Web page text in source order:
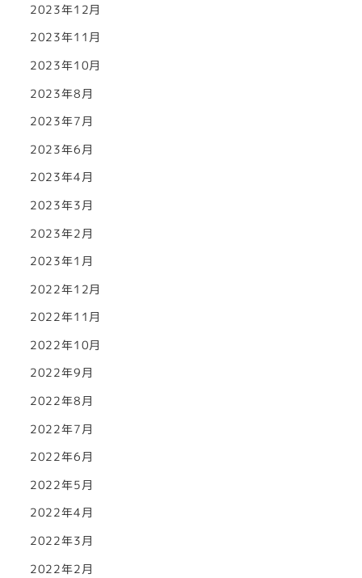
2023年12月
2023年11月
2023年10月
2023年8月
2023年7月
2023年6月
2023年4月
2023年3月
2023年2月
2023年1月
2022年12月
2022年11月
2022年10月
2022年9月
2022年8月
2022年7月
2022年6月
2022年5月
2022年4月
2022年3月
2022年2月